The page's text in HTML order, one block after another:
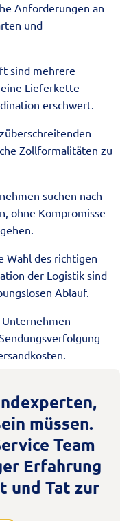
Anforderungen an
und
sind mehrere
Lieferkette
erschwert.
Zollformalitäten zu
suchen nach
ohne Kompromisse
Wahl des richtigen
der Logistik sind
Ablauf.
Unternehmen
,
müssen.
Team
Erfahrung
und Tat zur